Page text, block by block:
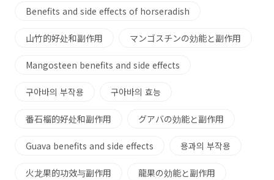
Benefits and side effects of horseradish
山竹的好处和副作用 マンゴスチンの効能と副作用
Mangosteen benefits and side effects
구아바의 부작용 구아바의 효능
番石榴的好处和副作用 グアバの効能と副作用
Guava benefits and side effects 용과의 부작용
火龙果的功效与副作用 龍果の効能と副作用